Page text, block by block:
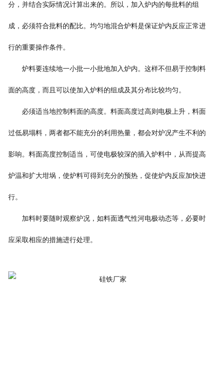
分，并结合实际情况计算出来的。所以，加入炉内的每批料的组
成，必须符合批料的配比。均匀地混合炉料是保证炉内反应正常进
行的重要操作条件。
炉料要连续地一小批一小批地加入炉内。这样不但易于控制料
面的高度，而且可以使加入炉料的组成及其分布比较均匀。
必须适当地控制料面的高度。料面高度过高则电极上升，料面
过低易塌料，两者都不能充分的利用热量，都会对炉况产生不利的
影响。料面高度控制适当，可使电极较深的插入炉料中，从而提高
炉温和扩大坩埚，使炉料可得到充分的预热，促使炉内反应加快进
行。
加料时要随时观察炉况，如料面透气性河电极动态等，必要时
应采取相应的措施进行处理。